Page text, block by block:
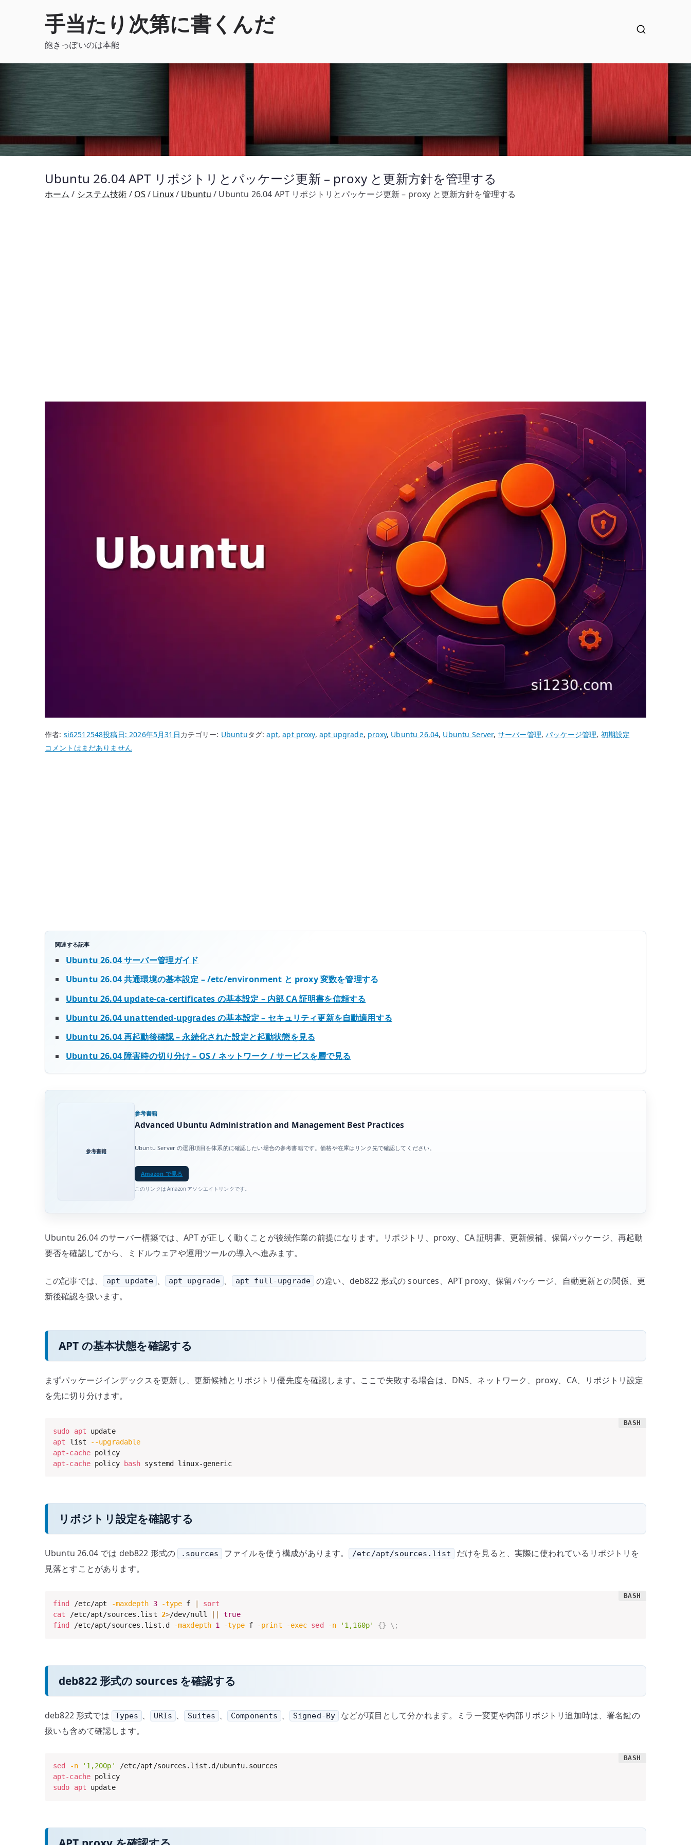
手当たり次第に書くんだ
飽きっぽいのは本能
Ubuntu 26.04 APT リポジトリとパッケージ更新 – proxy と更新方針を管理する
ホーム システム技術 OS Linux Ubuntu Ubuntu 26.04 APT リポジトリとパッケージ更新 – proxy と更新方針を管理する
作者: si62512548投稿日:2026年5月31日カテゴリー: Ubuntuタグ:apt,apt proxy, apt upgrade, proxy, Ubuntu 26.04, Ubuntu Server, サーバー管理,パッケージ管理, 初期設定
Ubuntu
更
管
す
コメントはまだありません
関連する記事
Ubuntu 26.04 サーバー管理ガイド
Ubuntu 26.04 共通環境の基本設定 – /etc/environment と proxy 変数を管理する
Ubuntu 26.04 update-ca-certificates の基本設定 – 内部 CA 証明書を信頼する
Ubuntu 26.04 unattended-upgrades の基本設定 – セキュリティ更新を自動適用する
Ubuntu 26.04 再起動後確認 – 永続化された設定と起動状態を見る
Ubuntu 26.04 障害時の切り分け – OS / ネットワーク / サービスを層で見る
参考書籍
参考書籍
Advanced Ubuntu Administration and Management Best Practices
Ubuntu Server の運用項目を体系的に確認したい場合の参考書籍です。価格や在庫はリンク先で確認してください。
Amazon で見る
このリンクは Amazon アソシエイトリンクです。
Ubuntu 26.04 のサーバー構築では、APT が正しく動くことが後続作業の前提になります。リポジトリ、proxy、CA 証明書、更新候補、保留パッケージ、再起動
要否を確認してから、ミドルウェアや運用ツールの導入へ進みます。
この記事では、 apt update 、 apt upgrade 、 apt full-upgrade
の違い、deb822 形式の sources、APT proxy、保留パッケージ、自動更新との関係、更
新後確認を扱います。
APT の基本状態を確認する
まずパッケージインデックスを更新し、更新候補とリポジトリ優先度を確認します。ここで失敗する場合は、DNS、ネットワーク、proxy、CA、リポジトリ設定
を先に切り分けます。
sudo apt
update
apt list
--upgradable
apt-cache
policy
apt-cache policy bash systemd linux-generic
リポジトリ設定を確認する
Ubuntu 26.04 では deb822 形式の .sources ファイルを使う構成があります。 /etc/apt/sources.list
だけを見ると、実際に使われているリポジトリを
見落とすことがあります。
find /etc/apt -maxdepth 3 -type f
sort
cat /etc/apt/sources.list 2>/dev/null
true
find
/etc/apt/sources.list.d -maxdepth 1 -type f -print -exec sed -n '1,160p' {} \ ;
deb822 形式の sources を確認する
deb822 形式では Types 、 URIs 、 Suites 、 Components 、 Signed-By
などが項目として分かれます。ミラー変更や内部リポジトリ追加時は、署名鍵の
扱いも含めて確認します。
sed -n '1,200p'
apt-cache
policy
sudo
apt update